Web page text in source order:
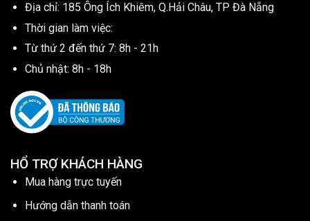
Địa chỉ: 185 Ông Ích Khiêm, Q.Hải Châu, TP Đà Nẵng
Thời gian làm việc:
Từ thứ 2 đến thứ 7: 8h - 21h
Chủ nhật: 8h - 18h
HỔ TRỢ KHÁCH HÀNG
Mua hàng trực tuyến
Hướng dẫn thanh toán